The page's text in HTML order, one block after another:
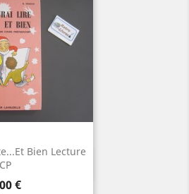
Bien Lecture
CP
€
rapide